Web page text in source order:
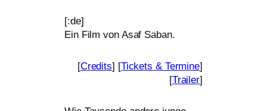
[:de]
Ein Film von Asaf Saban.
[Credits] [Tickets &Termine]
[Trailer]